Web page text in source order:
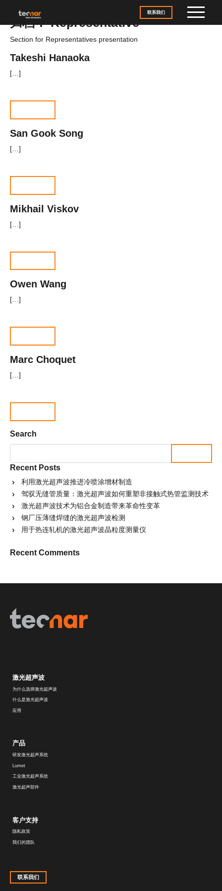
联系我们
归档：Representative
Section for Representatives presentation
Takeshi Hanaoka
[…]
San Gook Song
[…]
Mikhail Viskov
[…]
Owen Wang
[…]
Marc Choquet
[…]
Search
Search
Recent Posts
利用激光超声波推进冷喷涂增材制造
驾驭无缝管质量：激光超声波如何重塑非接触式热管监测技术
激光超声波技术为铝合金制造带来革命性变革
钢厂压薄缝焊缝的激光超声波检测
用于热连轧机的激光超声波晶粒度测量仪
Recent Comments
激光超声波
为什么选择激光超声波
什么是激光超声波
应用
产品
研发激光超声系统
Lumet
工业激光超声系统
激光超声部件
客户支持
隐私政策
我们的团队
联系我们